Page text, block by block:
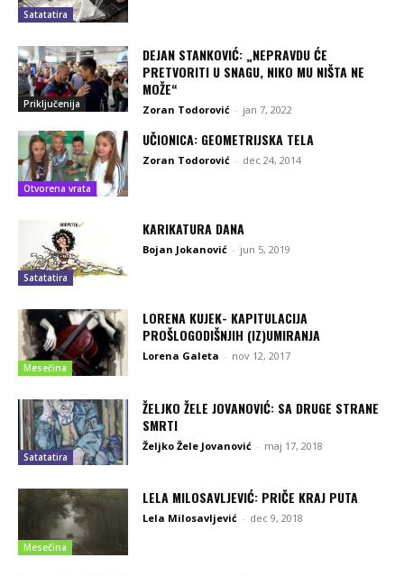
Satatatira
Priključenija
DEJAN STANKOVIĆ: „NEPRAVDU ĆE
PRETVORITI U SNAGU, NIKO MU NIŠTA NE
MOŽE“
Zoran Todorović - jan 7, 2022
Otvorena vrata
UČIONICA: GEOMETRIJSKA TELA
Zoran Todorović - dec 24, 2014
Satatatira
KARIKATURA DANA
Bojan Jokanović - jun 5, 2019
Mesečina
LORENA KUJEK- KAPITULACIJA
PROŠLOGODIŠNJIH (IZ)UMIRANJA
Lorena Galeta - nov 12, 2017
Satatatira
ŽELJKO ŽELE JOVANOVIĆ: SA DRUGE STRANE
SMRTI
Željko Žele Jovanović - maj 17, 2018
Mesečina
LELA MILOSAVLJEVIĆ: PRIČE KRAJ PUTA
Lela Milosavljević - dec 9, 2018